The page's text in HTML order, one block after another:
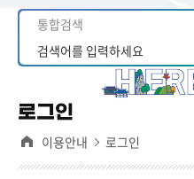
로그인
이용안내 로그인